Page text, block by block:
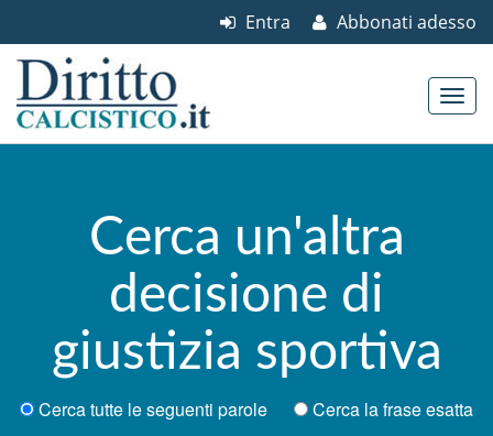
Abbonati adesso
Entra
Cerca un'altra
decisione di
giustizia sportiva
Cerca tutte le seguenti parole
Cerca la frase esatta